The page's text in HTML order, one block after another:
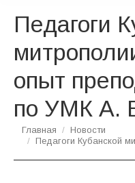
Педагоги
опыт
по УМК А.
Вы здесь:
Главная
Новости
Педагоги Кубанской